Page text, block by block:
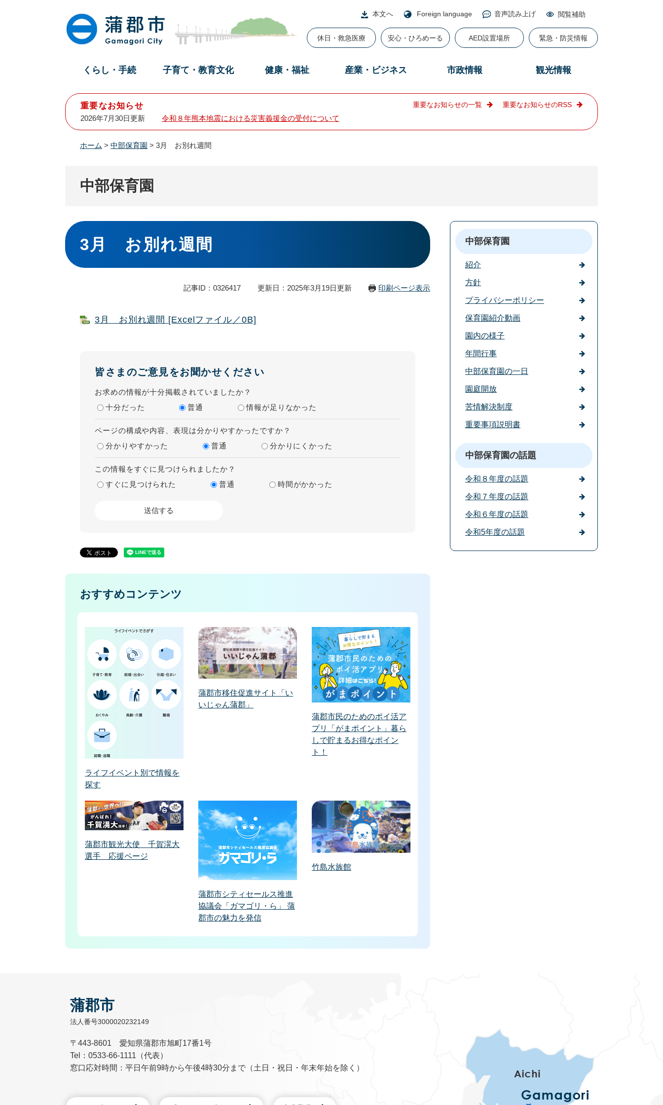
本文へ Foreign language 音声読み上げ 閲覧補助
休日・救急医療 安心・ひろめーる AED設置場所 緊急・防災情報
くらし・手続 子育て・教育文化 健康・福祉 産業・ビジネス 市政情報 観光情報
重要なお知らせ
2026年7月30日更新 令和８年熊本地震における災害義援金の受付について
重要なお知らせの一覧 重要なお知らせのRSS
ホーム > 中部保育園 > 3月 お別れ週間
中部保育園
本
文
3月 お別れ週間
記事ID：0326417 更新日：2025年3月19日更新 印刷ページ表示
3月 お別れ週間 [Excelファイル／0B]
皆さまのご意見をお聞かせください
お求めの情報が十分掲載されていましたか？
十分だった
普通 情報が足りなかった
ページの構成や内容、表現は分かりやすかったですか？
分かりやすかった
普通 分かりにくかった
この情報をすぐに見つけられましたか？
すぐに見つけられた
普通 時間がかかった
おすすめコンテンツ
ライフイベント別で情報を
探す
蒲郡市移住促進サイト「い
いじゃん蒲郡」
蒲郡市民のためのポイ活ア
プリ「がまポイント」暮ら
しで貯まるお得なポイン
ト！
蒲郡市観光大使 千賀滉大
選手 応援ページ
蒲郡市シティセールス推進
協議会「ガマゴリ・ら」 蒲
郡市の魅力を発信
竹島水族館
中部保育園
紹介
方針
プライバシーポリシー
保育園紹介動画
園内の様子
年間行事
中部保育園の一日
園庭開放
苦情解決制度
重要事項説明書
中部保育園の話題
令和８年度の話題
令和７年度の話題
令和６年度の話題
令和5年度の話題
蒲郡市
法人番号3000020232149
〒443-8601 愛知県蒲郡市旭町17番1号
Tel：0533-66-1111（代表）
窓口応対時間：平日午前9時から午後4時30分まで（土日・祝日・年末年始を除く）